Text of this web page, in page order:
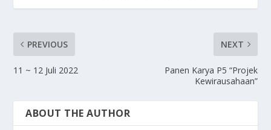
PREVIOUS
11 ~ 12 Juli 2022
NEXT
Panen Karya P5 “Projek
Kewirausahaan”
ABOUT THE AUTHOR